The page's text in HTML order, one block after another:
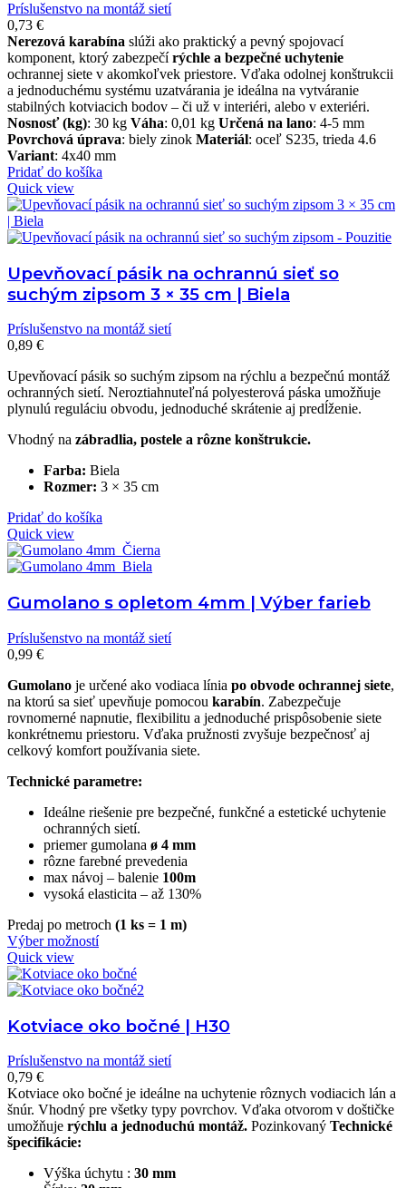
Príslušenstvo na montáž sietí
0,73 €
Nerezová karabína slúži ako praktický a pevný spojovací
komponent, ktorý zabezpečírýchle a bezpečné uchytenie
ochrannej siete v akomkoľvek priestore. Vďaka odolnej konštrukcii
a jednoduchému systému uzatvárania je ideálna na vytváranie
stabilných kotviacich bodov – či už v interiéri, alebo v exteriéri.
Nosnosť (kg): 30 kg Váha: 0,01 kg Určená na lano: 4-5 mm
Povrchová úprava: biely zinok Materiál: oceľ S235, trieda 4.6
Variant: 4x40 mm
Pridať do košíka
Quick view
Upevňovací pásik na ochrannú sieť so
suchým zipsom 3 × 35 cm | Biela
Príslušenstvo na montáž sietí
0,89 €
Upevňovací pásik so suchým zipsom na rýchlu a bezpečnú montáž
ochranných sietí. Neroztiahnuteľná polyesterová páska umožňuje
plynulú reguláciu obvodu, jednoduché skrátenie aj predĺženie.
Vhodný na zábradlia, postele a rôzne konštrukcie.
Farba: Biela
Rozmer: 3 × 35 cm
Pridať do košíka
Quick view
Gumolano s opletom 4mm | Výber farieb
Príslušenstvo na montáž sietí
0,99 €
Gumolano je určené ako vodiaca línia po obvode ochrannej siete,
na ktorú sa sieť upevňuje pomocou karabín. Zabezpečuje
rovnomerné napnutie, flexibilitu a jednoduché prispôsobenie siete
konkrétnemu priestoru. Vďaka pružnosti zvyšuje bezpečnosť aj
celkový komfort používania siete.
Technické parametre:
Ideálne riešenie pre bezpečné, funkčné a estetické uchytenie
ochranných sietí.
priemer gumolana ø 4 mm
rôzne farebné prevedenia
max návoj – balenie 100m
vysoká elasticita – až 130%
Predaj po metroch (1 ks = 1 m)
Výber možností
Quick view
Kotviace oko bočné | H30
Príslušenstvo na montáž sietí
0,79 €
Kotviace oko bočné je ideálne na uchytenie rôznych vodiacich lán a
šnúr. Vhodný pre všetky typy povrchov. Vďaka otvorom v doštičke
umožňuje rýchlu a jednoduchú montáž. Pozinkovaný Technické
špecifikácie:
Výška úchytu : 30 mm